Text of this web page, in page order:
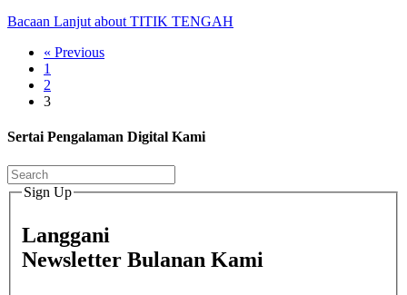
Bacaan Lanjut about TITIK TENGAH
« Previous
1
2
3
Sertai Pengalaman Digital Kami
Sign Up
Langgani
Newsletter Bulanan Kami